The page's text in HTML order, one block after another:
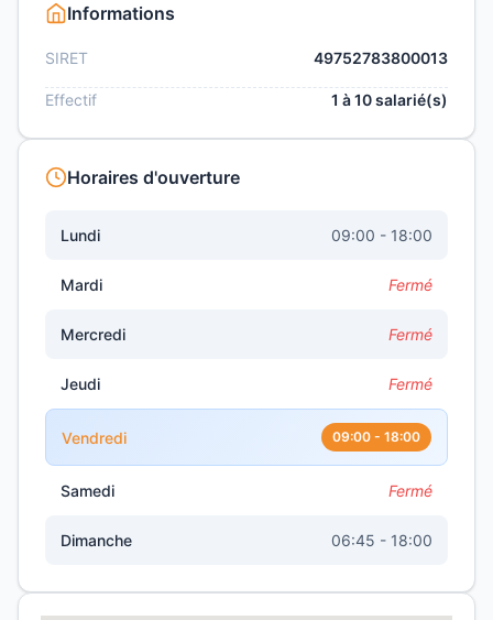
Informations
SIRET 49752783800013
Effectif 1 à 10 salarié(s)
Horaires d'ouverture
Lundi 09:00 - 18:00
Mardi Fermé
Mercredi Fermé
Jeudi Fermé
Vendredi 09:00 - 18:00
Samedi Fermé
Dimanche 06:45 - 18:00